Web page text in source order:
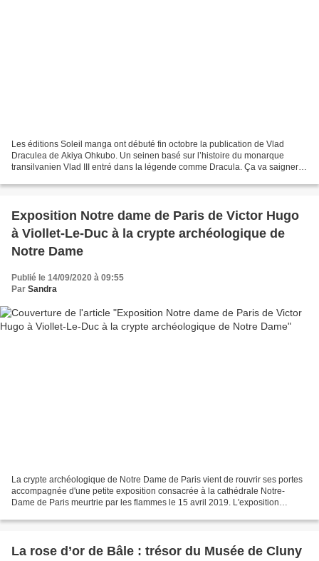
Les éditions Soleil manga ont débuté fin octobre la publication de Vlad
Draculea de Akiya Ohkubo. Un seinen basé sur l’histoire du monarque
transilvanien Vlad III entré dans la légende comme Dracula. Ça va saigner !
Exposition Notre dame de Paris de Victor Hugo
à Viollet-Le-Duc à la crypte archéologique de
Notre Dame
Publié le 14/09/2020 à 09:55
Par Sandra
La crypte archéologique de Notre Dame de Paris vient de rouvrir ses portes
accompagnée d'une petite exposition consacrée à la cathédrale Notre-
Dame de Paris meurtrie par les flammes le 15 avril 2019. L'exposition
La rose d’or de Bâle : trésor du Musée de Cluny